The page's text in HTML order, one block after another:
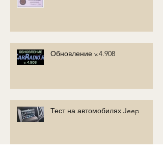
Обновление v.4.908
Тест на автомобилях Jeep